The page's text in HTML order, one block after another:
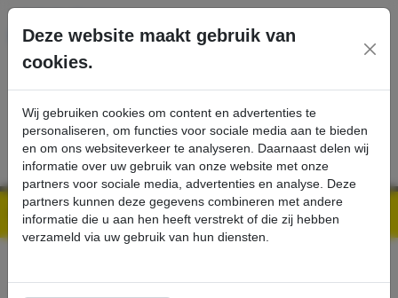
Ga direct naar de hoofdinhoud van deze pagina.
SERVICE PRODUCTEN CONTACT
Kärcher Professional Webshop | Scherpe prijzen & Snel geleverd Ons Assortiment HD-slang - Kärcher Professional Webshop
Deze website maakt gebruik van
cookies.
Wij gebruiken cookies om content en advertenties te
personaliseren, om functies voor sociale media aan te bieden
en om ons websiteverkeer te analyseren. Daarnaast delen wij
informatie over uw gebruik van onze website met onze
partners voor sociale media, advertenties en analyse. Deze
partners kunnen deze gegevens combineren met andere
informatie die u aan hen heeft verstrekt of die zij hebben
verzameld via uw gebruik van hun diensten.